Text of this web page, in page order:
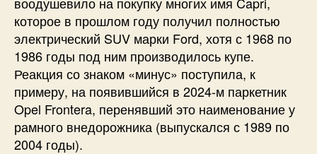
которое в прошлом году получил полностью
электрический SUV марки Ford, хотя с 1968 по
1986 годы под ним производилось купе.
Реакция со знаком «минус» поступила, к
примеру, на появившийся в 2024-м паркетник
Opel Frontera, перенявший это наименование у
рамного внедорожника (выпускался с 1989 по
2004 годы).